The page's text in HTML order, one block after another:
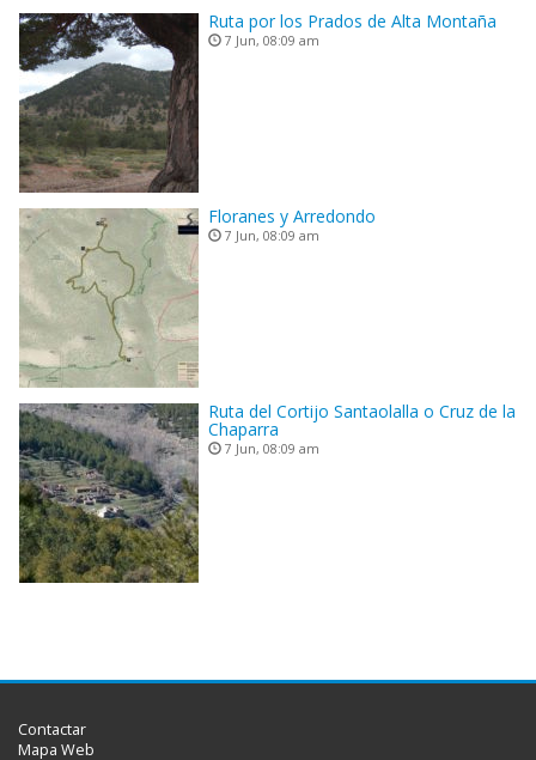
Ruta por los Prados de Alta Montaña
7 Jun, 08:09 am
Floranes y Arredondo
7 Jun, 08:09 am
Ruta del Cortijo Santaolalla o Cruz de la
Chaparra
7 Jun, 08:09 am
Contactar
Mapa Web